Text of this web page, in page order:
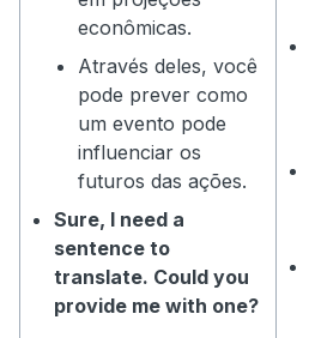
econômicas.
Através deles, você
pode prever como
um evento pode
influenciar os
futuros das ações.
Sure, I need a
sentence to
translate. Could you
provide me with one?